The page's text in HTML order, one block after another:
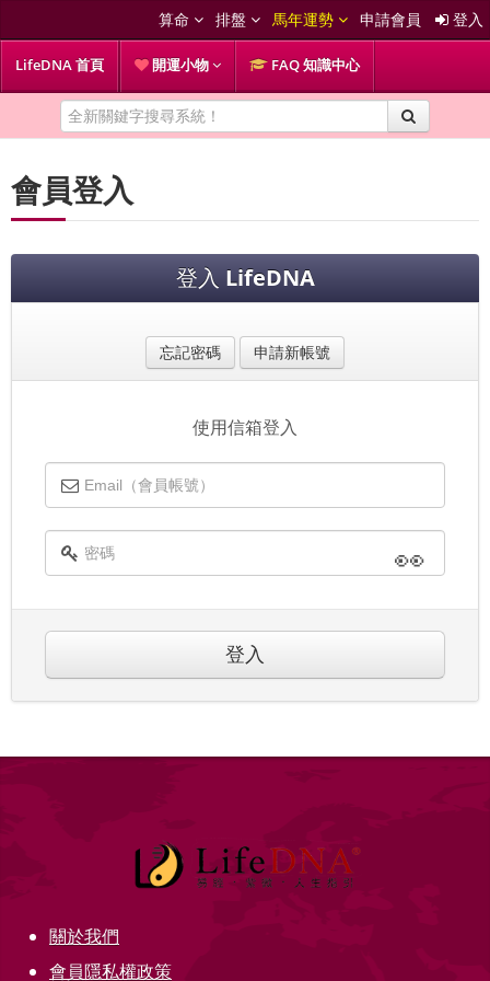
算命 排盤 馬年運勢 申請會員 登入
LifeDNA 首頁 開運小物 FAQ 知識中心
會員登入
登入 LifeDNA
忘記密碼 申請新帳號
使用信箱登入
👀
登入
關於我們
會員隱私權政策